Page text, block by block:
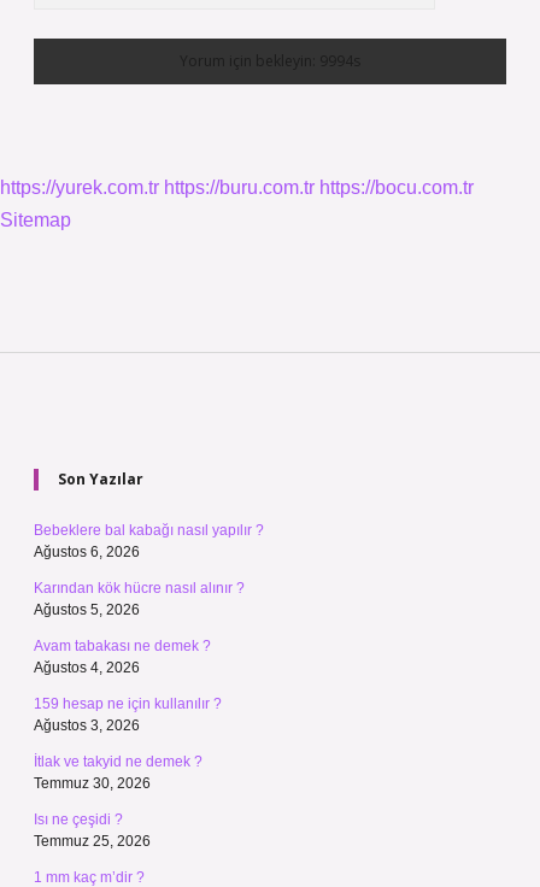
https://yurek.com.tr https://buru.com.tr https://bocu.com.tr
Sitemap
Son Yazılar
Bebeklere bal kabağı nasıl yapılır ?
Ağustos 6, 2026
Karından kök hücre nasıl alınır ?
Ağustos 5, 2026
Avam tabakası ne demek ?
Ağustos 4, 2026
159 hesap ne için kullanılır ?
Ağustos 3, 2026
İtlak ve takyid ne demek ?
Temmuz 30, 2026
Isı ne çeşidi ?
Temmuz 25, 2026
1 mm kaç m’dir ?